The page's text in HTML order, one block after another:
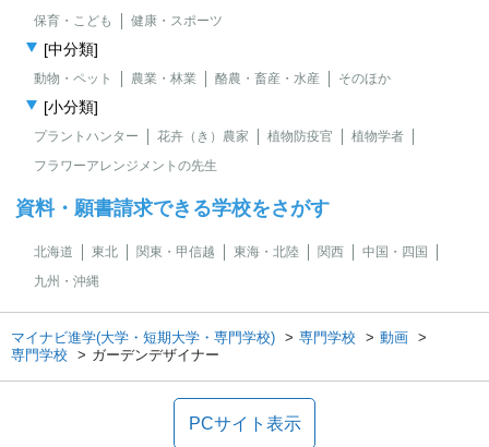
保育・こども
健康・スポーツ
[中分類]
動物・ペット 農業・林業 酪農・畜産・水産 そのほか
[小分類]
プラントハンター 花卉（き）農家 植物防疫官
植物学者
フラワーアレンジメントの先生
資料・願書請求できる学校をさがす
北海道 東北 関東・甲信越 東海・北陸 関西
中国・四国
九州・沖縄
マイナビ進学(大学・短期大学・専門学校) 専門学校
動画
専門学校
ガーデンデザイナー
PCサイト表示